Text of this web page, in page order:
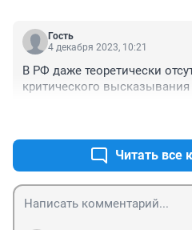
Гость
4 декабря 2023, 10:21
В РФ даже теоретически
критического
Читать все